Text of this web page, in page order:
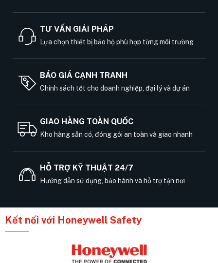
TƯ VẤN GIẢI PHÁP
Lựa chọn thiết bị bảo hộ phù hợp từng môi trường
BÁO GIÁ CẠNH TRANH
Chính sách tốt cho doanh nghiệp, đại lý và dự án
GIAO HÀNG TOÀN QUỐC
Kho hàng sẵn có, đóng gói an toàn và giao nhanh
HỖ TRỢ KỸ THUẬT 24/7
Hướng dẫn sử dụng, bảo hành và hỗ trợ tận nơi
Kết nối với Honeywell Safety